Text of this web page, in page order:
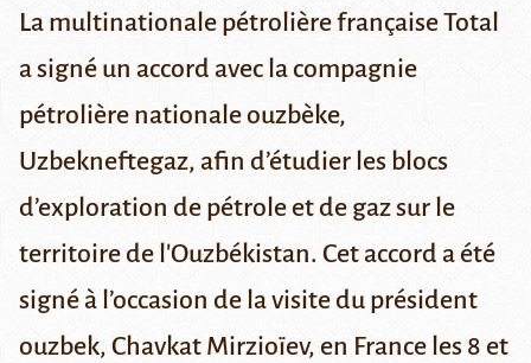
La multinationale pétrolière française Total
a signé un accord avec la compagnie
pétrolière nationale ouzbèke,
Uzbekneftegaz, afin d’étudier les blocs
d’exploration de pétrole et de gaz sur le
territoire de l'Ouzbékistan. Cet accord a été
signé à l’occasion de la visite du président
ouzbek, Chavkat Mirzioïev, en France les 8 et